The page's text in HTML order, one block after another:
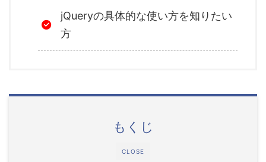
jQueryの具体的な使い方を知りたい
方
CLOSE
もくじ